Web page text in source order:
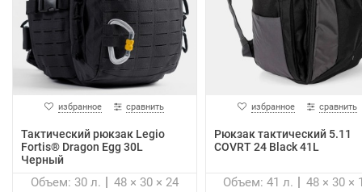
избранное сравнить
Тактический рюкзак Legio
Fortis® Dragon Egg 30L
Черный
48 × 30 × 24
Объем: 30 л.
избранное сравнить
Рюкзак тактический 5.11
COVRT 24 Black 41L
48 × 30 ×
Объем: 41 л.